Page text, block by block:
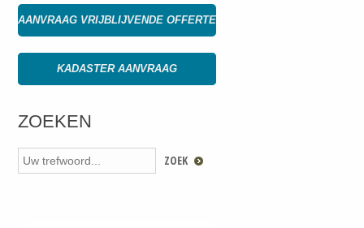
AANVRAAG VRIJBLIJVENDE OFFERTE
KADASTER AANVRAAG
ZOEKEN